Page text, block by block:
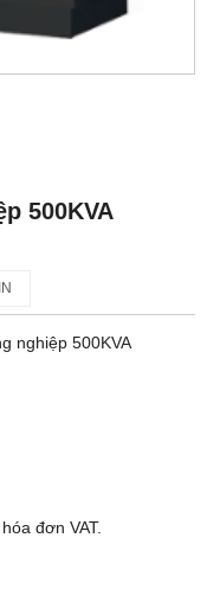
500KVA
nghiệp 500KVA
đơn VAT.